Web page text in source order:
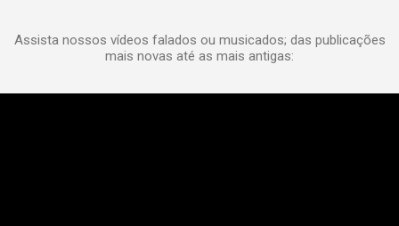
Assista nossos vídeos falados ou musicados; das publicações
mais novas até as mais antigas: